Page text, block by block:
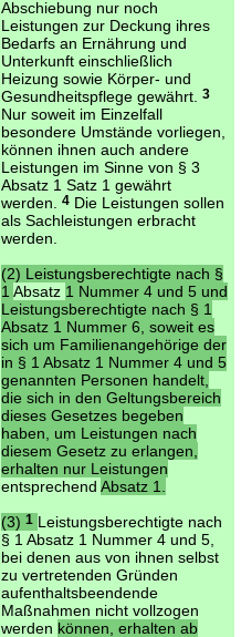
Abschiebung nur noch
Leistungen zur Deckung ihres
Bedarfs an Ernährung und
Unterkunft einschließlich
Heizung sowie Körper- und
Gesundheitspflege gewährt.
3
Nur soweit im Einzelfall
besondere Umstände vorliegen,
können ihnen auch andere
Leistungen im Sinne von § 3
Absatz 1 Satz 1 gewährt
werden.
4Die Leistungen sollen
als Sachleistungen erbracht
werden.
(2) Leistungsberechtigte nach §
1 Absatz 1 Nummer 4 und 5 und
Leistungsberechtigte nach § 1
Absatz 1 Nummer 6, soweit es
sich um Familienangehörige der
in § 1 Absatz 1 Nummer 4 und 5
genannten Personen handelt,
die sich in den Geltungsbereich
dieses Gesetzes begeben
haben, um Leistungen nach
diesem Gesetz zu erlangen,
erhalten nur Leistungen
entsprechend Absatz 1.
(3) 1 Leistungsberechtigte nach
§ 1 Absatz 1 Nummer 4 und 5,
bei denen aus von ihnen selbst
zu vertretenden Gründen
aufenthaltsbeendende
Maßnahmen nicht vollzogen
werden können, erhalten ab